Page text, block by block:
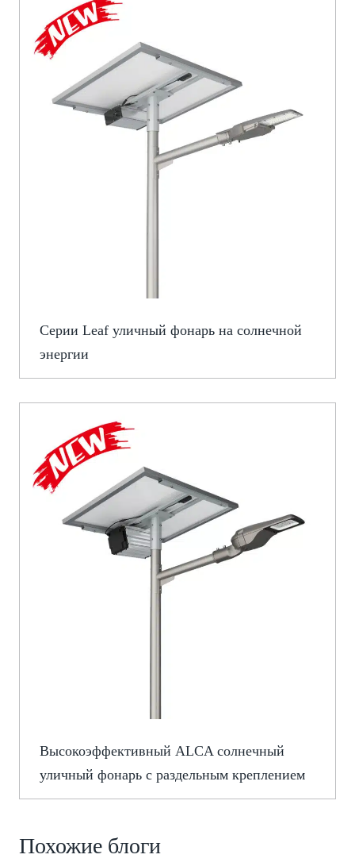
Серии Leaf уличный фонарь на солнечной
энергии
Высокоэффективный ALCA солнечный
уличный фонарь с раздельным креплением
Похожие блоги